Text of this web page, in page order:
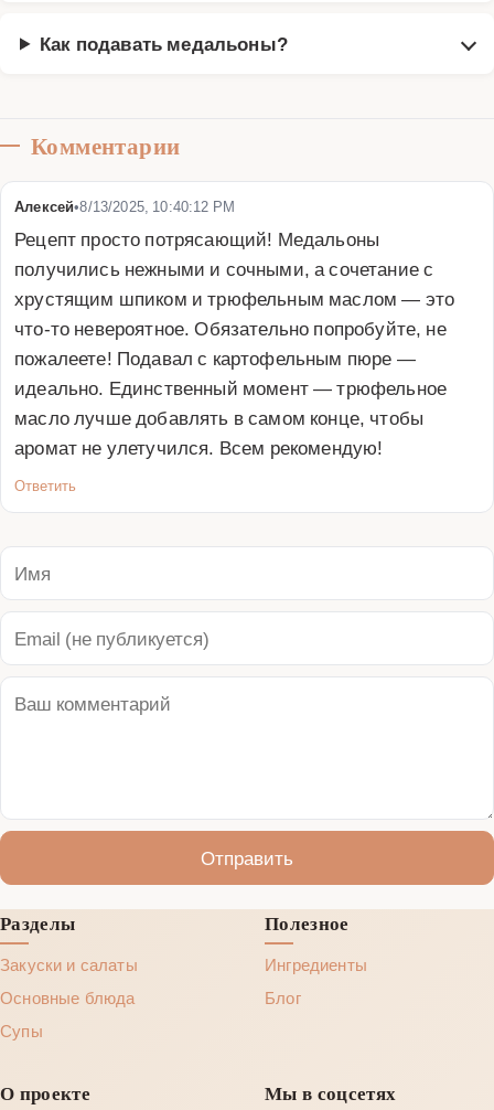
Как подавать медальоны?
Комментарии
Алексей•8/13/2025, 10:40:12 PM
Рецепт просто потрясающий! Медальоны
получились нежными и сочными, а сочетание с
хрустящим шпиком и трюфельным маслом — это
что-то невероятное. Обязательно попробуйте, не
пожалеете! Подавал с картофельным пюре —
идеально. Единственный момент — трюфельное
масло лучше добавлять в самом конце, чтобы
аромат не улетучился. Всем рекомендую!
Ответить
Отправить
Разделы
Закуски и салаты
Основные блюда
Супы
Полезное
Ингредиенты
Блог
О проекте Мы в соцсетях